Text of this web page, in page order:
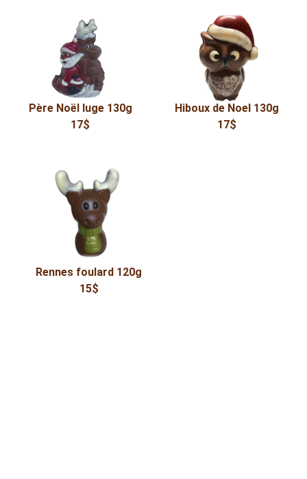
Père Noël luge 130g
17$
Hiboux de Noel 130g
17$
Rennes foulard 120g
15$